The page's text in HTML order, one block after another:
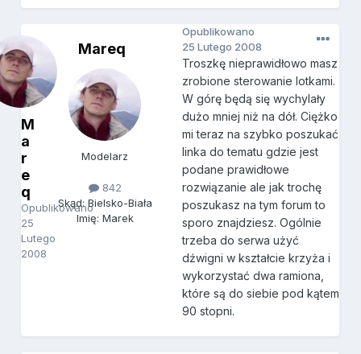
M
a
r
e
q
Opublikowano
25
Lutego
2008
Mareq
Modelarz
842
Skąd: Bielsko-Biała
Imię: Marek
Opublikowano
25 Lutego 2008
Troszkę nieprawidłowo masz
zrobione sterowanie lotkami.
W górę będą się wychylały
dużo mniej niż na dół. Ciężko
mi teraz na szybko poszukać
linka do tematu gdzie jest
podane prawidłowe
rozwiązanie ale jak trochę
poszukasz na tym forum to
sporo znajdziesz. Ogólnie
trzeba do serwa użyć
dźwigni w kształcie krzyża i
wykorzystać dwa ramiona,
które są do siebie pod kątem
90 stopni.